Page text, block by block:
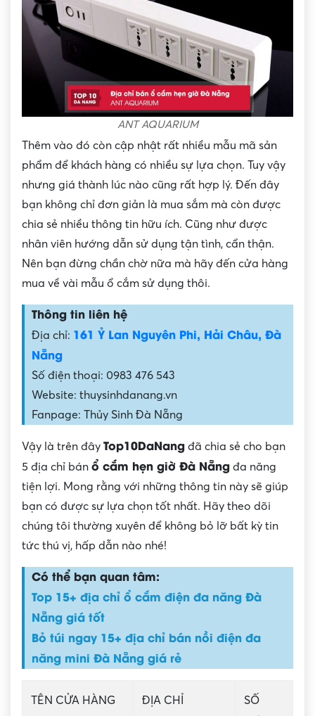
ANT AQUARIUM
Thêm vào đó còn cập nhật rất nhiều mẫu mã sản
phẩm để khách hàng có nhiều sự lựa chọn. Tuy vậy
nhưng giá thành lúc nào cũng rất hợp lý. Đến đây
bạn không chỉ đơn giản là mua sắm mà còn được
chia sẻ nhiều thông tin hữu ích. Cũng như được
nhân viên hướng dẫn sử dụng tận tình, cẩn thận.
Nên bạn đừng chần chờ nữa mà hãy đến cửa hàng
mua về vài mẫu ổ cắm sử dụng thôi.
Thông tin liên hệ
Địa chỉ: 161 Ỷ Lan Nguyên Phi, Hải Châu, Đà
Nẵng
Số điện thoại: 0983 476 543
Website: thuysinhdanang.vn
Fanpage: Thủy Sinh Đà Nẵng
Vậy là trên đây Top10DaNang đã chia sẻ cho bạn
5 địa chỉ bán ổ cắm hẹn giờ Đà Nẵng đa năng
tiện lợi. Mong rằng với những thông tin này sẽ giúp
bạn có được sự lựa chọn tốt nhất. Hãy theo dõi
chúng tôi thường xuyên để không bỏ lỡ bất kỳ tin
tức thú vị, hấp dẫn nào nhé!
Có thể bạn quan tâm:
Top 15+ địa chỉ ổ cắm điện đa năng Đà
Nẵng giá tốt
Bỏ túi ngay 15+ địa chỉ bán nồi điện đa
năng mini Đà Nẵng giá rẻ
TÊN CỬA HÀNG ĐỊA CHỈ
SỐ